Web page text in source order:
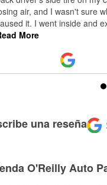
air, and I wasn't sure
it. I went inside and
More
una reseña
O'Reilly Auto